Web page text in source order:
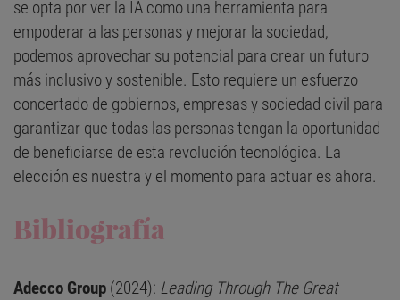
se opta por ver la IA como una herramienta para
empoderar a las personas y mejorar la sociedad,
podemos aprovechar su potencial para crear un futuro
más inclusivo y sostenible. Esto requiere un esfuerzo
concertado de gobiernos, empresas y sociedad civil para
garantizar que todas las personas tengan la oportunidad
de beneficiarse de esta revolución tecnológica. La
elección es nuestra y el momento para actuar es ahora.
Bibliografía
Adecco Group (2024): Leading Through The Great